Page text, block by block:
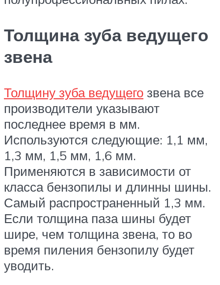
Толщина зуба ведущего
звена
Толщину зуба ведущего звена все
производители указывают
последнее время в мм.
Используются следующие: 1,1 мм,
1,3 мм, 1,5 мм, 1,6 мм.
Применяются в зависимости от
класса бензопилы и длинны шины.
Самый распространенный 1,3 мм.
Если толщина паза шины будет
шире, чем толщина звена, то во
время пиления бензопилу будет
уводить.